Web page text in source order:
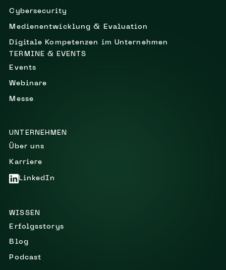
Cybersecurity
Medienentwicklung & Evaluation
Digitale Kompetenzen im Unternehmen
TERMINE & EVENTS
Events
Webinare
Messe
UNTERNEHMEN
Über uns
Karriere
LinkedIn
WISSEN
Erfolgsstorys
Blog
Podcast